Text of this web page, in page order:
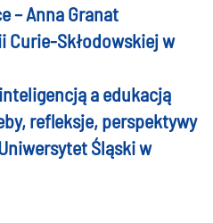
– Anna Granat
Curie-Skłodowskiej w
a edukacją
refleksje, perspektywy
Śląski w